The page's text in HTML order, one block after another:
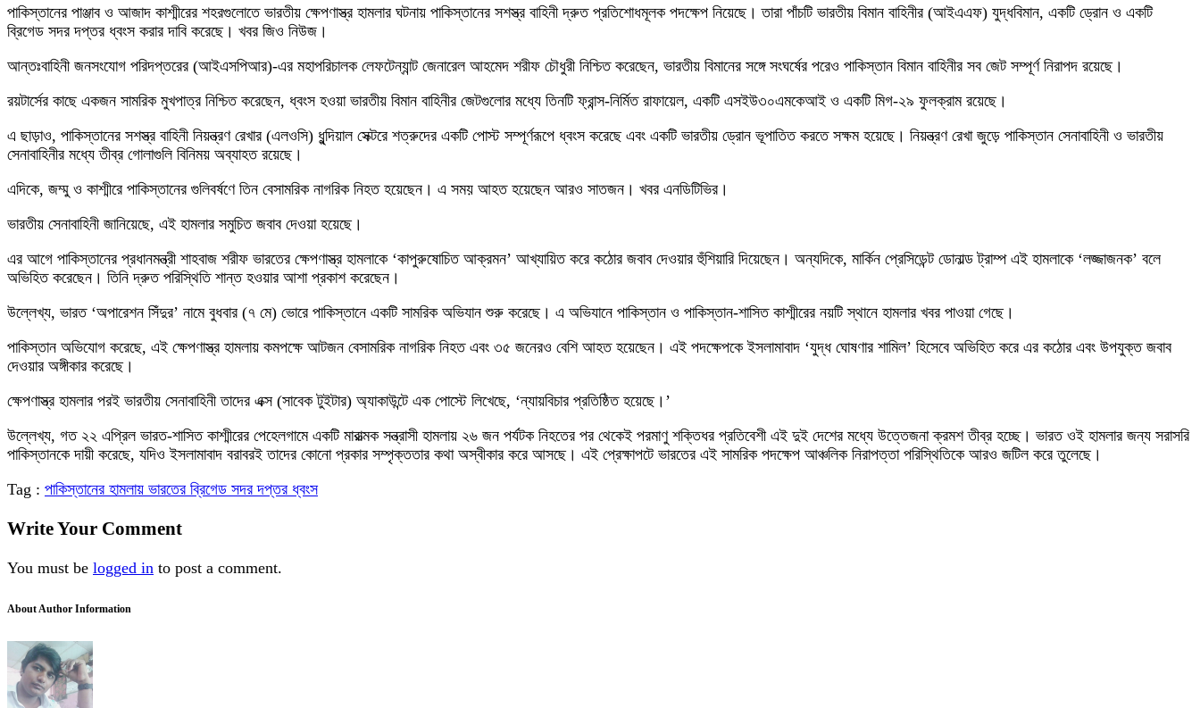
পাকিস্তানের পাঞ্জাব ও আজাদ কাশ্মীরের শহরগুলোতে ভারতীয় ক্ষেপণাস্ত্র হামলার ঘটনায় পাকিস্তানের সশস্ত্র বাহিনী দ্রুত প্রতিশোধমূলক পদক্ষেপ নিয়েছে। তারা পাঁচটি ভারতীয় বিমান বাহিনীর (আইএএফ) যুদ্ধবিমান, একটি ড্রোন ও একটি
ব্রিগেড সদর দপ্তর ধ্বংস করার দাবি করেছে। খবর জিও নিউজ।
আন্তঃবাহিনী জনসংযোগ পরিদপ্তরের (আইএসপিআর)-এর মহাপরিচালক লেফটেন্যান্ট জেনারেল আহমেদ শরীফ চৌধুরী নিশ্চিত করেছেন, ভারতীয় বিমানের সঙ্গে সংঘর্ষের পরেও পাকিস্তান বিমান বাহিনীর সব জেট সম্পূর্ণ নিরাপদ রয়েছে।
রয়টার্সের কাছে একজন সামরিক মুখপাত্র নিশ্চিত করেছেন, ধ্বংস হওয়া ভারতীয় বিমান বাহিনীর জেটগুলোর মধ্যে তিনটি ফ্রান্স-নির্মিত রাফায়েল, একটি এসইউ৩০এমকেআই ও একটি মিগ-২৯ ফুলক্রাম রয়েছে।
এ ছাড়াও, পাকিস্তানের সশস্ত্র বাহিনী নিয়ন্ত্রণ রেখার (এলওসি) ধুন্দিয়াল সেক্টরে শত্রুদের একটি পোস্ট সম্পূর্ণরূপে ধ্বংস করেছে এবং একটি ভারতীয় ড্রোন ভূপাতিত করতে সক্ষম হয়েছে। নিয়ন্ত্রণ রেখা জুড়ে পাকিস্তান সেনাবাহিনী ও ভারতীয়
সেনাবাহিনীর মধ্যে তীব্র গোলাগুলি বিনিময় অব্যাহত রয়েছে।
এদিকে, জম্মু ও কাশ্মীরে পাকিস্তানের গুলিবর্ষণে তিন বেসামরিক নাগরিক নিহত হয়েছেন। এ সময় আহত হয়েছেন আরও সাতজন। খবর এনডিটিভির।
ভারতীয় সেনাবাহিনী জানিয়েছে, এই হামলার সমুচিত জবাব দেওয়া হয়েছে।
এর আগে পাকিস্তানের প্রধানমন্ত্রী শাহবাজ শরীফ ভারতের ক্ষেপণাস্ত্র হামলাকে ‘কাপুরুষোচিত আক্রমন’ আখ্যায়িত করে কঠোর জবাব দেওয়ার হুঁশিয়ারি দিয়েছেন। অন্যদিকে, মার্কিন প্রেসিডেন্ট ডোনাল্ড ট্রাম্প এই হামলাকে ‘লজ্জাজনক’ বলে
অভিহিত করেছেন। তিনি দ্রুত পরিস্থিতি শান্ত হওয়ার আশা প্রকাশ করেছেন।
উল্লেখ্য, ভারত ‘অপারেশন সিঁদুর’ নামে বুধবার (৭ মে) ভোরে পাকিস্তানে একটি সামরিক অভিযান শুরু করেছে। এ অভিযানে পাকিস্তান ও পাকিস্তান-শাসিত কাশ্মীরের নয়টি স্থানে হামলার খবর পাওয়া গেছে।
পাকিস্তান অভিযোগ করেছে, এই ক্ষেপণাস্ত্র হামলায় কমপক্ষে আটজন বেসামরিক নাগরিক নিহত এবং ৩৫ জনেরও বেশি আহত হয়েছেন। এই পদক্ষেপকে ইসলামাবাদ ‘যুদ্ধ ঘোষণার শামিল’ হিসেবে অভিহিত করে এর কঠোর এবং উপযুক্ত জবাব
দেওয়ার অঙ্গীকার করেছে।
ক্ষেপণাস্ত্র হামলার পরই ভারতীয় সেনাবাহিনী তাদের এক্স (সাবেক টুইটার) অ্যাকাউন্টে এক পোস্টে লিখেছে, ‘ন্যায়বিচার প্রতিষ্ঠিত হয়েছে।’
উল্লেখ্য, গত ২২ এপ্রিল ভারত-শাসিত কাশ্মীরের পেহেলগামে একটি মারাত্মক সন্ত্রাসী হামলায় ২৬ জন পর্যটক নিহতের পর থেকেই পরমাণু শক্তিধর প্রতিবেশী এই দুই দেশের মধ্যে উত্তেজনা ক্রমশ তীব্র হচ্ছে। ভারত ওই হামলার জন্য সরাসরি
পাকিস্তানকে দায়ী করেছে, যদিও ইসলামাবাদ বরাবরই তাদের কোনো প্রকার সম্পৃক্ততার কথা অস্বীকার করে আসছে। এই প্রেক্ষাপটে ভারতের এই সামরিক পদক্ষেপ আঞ্চলিক নিরাপত্তা পরিস্থিতিকে আরও জটিল করে তুলেছে।
Tag : পাকিস্তানের হামলায় ভারতের ব্রিগেড সদর দপ্তর ধ্বংস
Write Your Comment
You must be logged in to post a comment.
About Author Information